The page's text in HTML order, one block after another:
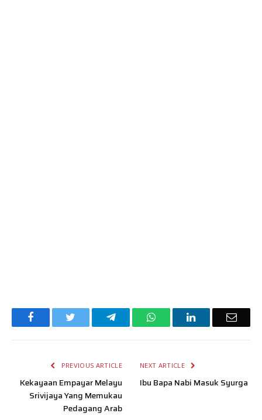
Facebook TelegramWhatsAppLinkedIn Email
PREVIOUS ARTICLE
Kekayaan Empayar Melayu
Srivijaya Yang Memukau
Pedagang Arab
NEXT ARTICLE
Ibu Bapa Nabi Masuk Syurga